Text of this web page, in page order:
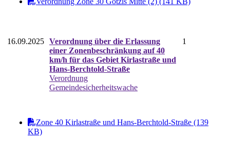
16.09.2025 Verordnung über die Erlassung
einer Zonenbeschränkung auf 40
km/h für das Gebiet Kirlastraße und
Hans-Berchtold-Straße
Verordnung
Gemeindesicherheitswache
1
Zone 40 Kirlastraße und Hans-Berchtold-Straße (139
KB)